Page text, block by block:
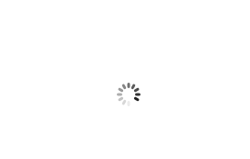
Wind Gust: